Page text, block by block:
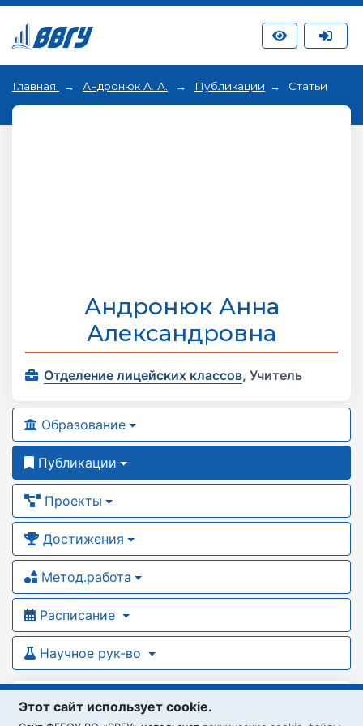
Главная Андронюк А. А. Публикации Статьи
Андронюк Анна
Александровна
Отделение лицейских классов, Учитель
Образование
Публикации
Проекты
Достижения
Метод.работа
Расписание
Научное рук-во
Статьи
Этот сайт использует cookie.